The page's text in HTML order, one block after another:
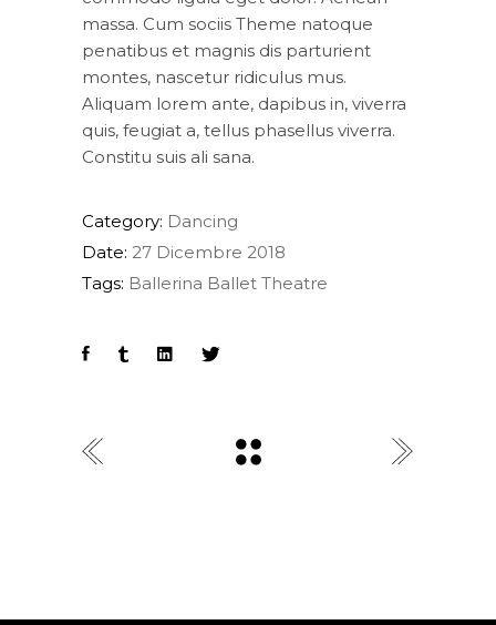
massa. Cum sociis Theme natoque
penatibus et magnis dis parturient
montes, nascetur ridiculus mus.
Aliquam lorem ante, dapibus in, viverra
quis, feugiat a, tellus phasellus viverra.
Constitu suis ali sana.
Category: Dancing
Date: 27 Dicembre 2018
Tags: Ballerina Ballet Theatre